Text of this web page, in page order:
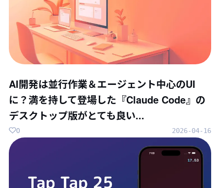
AI開発は並行作業＆エージェント中心のUI
に？満を持して登場した『Claude Code』の
デスクトップ版がとても良い...
2026-04-16
0